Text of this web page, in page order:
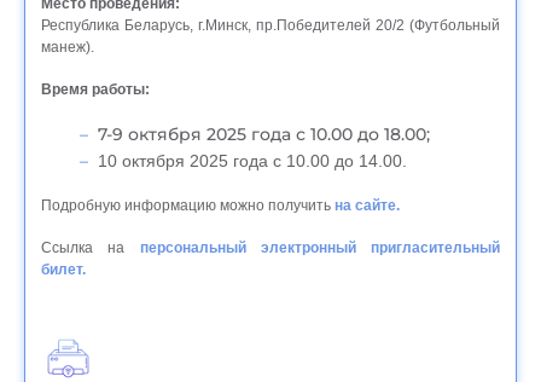
Место проведения:
Республика Беларусь, г.Минск, пр.Победителей 20/2 (Футбольный
манеж).
Время работы:
7-9 октября 2025 года с 10.00 до 18.00;
10 октября 2025 года с 10.00 до 14.00.
Подробную информацию можно получить на сайте.
Ссылка на
персональный электронный пригласительный
билет.